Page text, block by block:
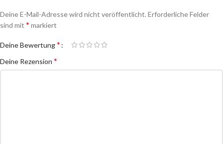
Deine E-Mail-Adresse wird nicht veröffentlicht. Erforderliche Felder
sind mit * markiert
Deine Bewertung*
Deine Rezension *